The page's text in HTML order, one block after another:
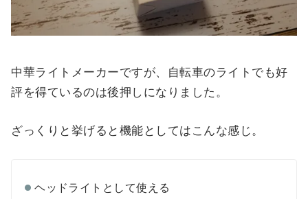
中華ライトメーカーですが、自転車のライトでも好
評を得ているのは後押しになりました。
ざっくりと挙げると機能としてはこんな感じ。
ヘッドライトとして使える